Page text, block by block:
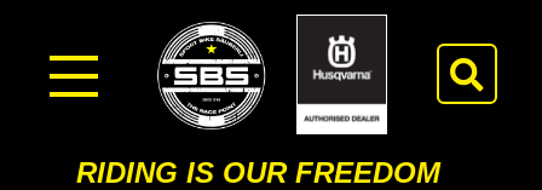
RIDING IS OUR FREEDOM